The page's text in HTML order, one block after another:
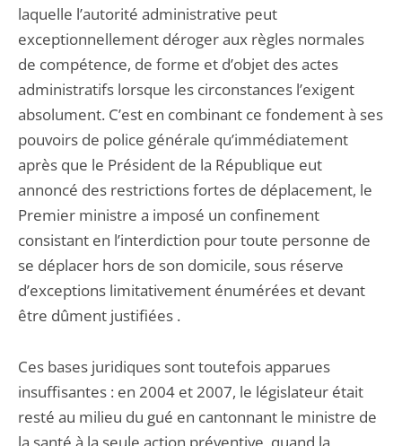
laquelle l’autorité administrative peut
exceptionnellement déroger aux règles normales
de compétence, de forme et d’objet des actes
administratifs lorsque les circonstances l’exigent
absolument. C’est en combinant ce fondement à ses
pouvoirs de police générale qu’immédiatement
après que le Président de la République eut
annoncé des restrictions fortes de déplacement, le
Premier ministre a imposé un confinement
consistant en l’interdiction pour toute personne de
se déplacer hors de son domicile, sous réserve
d’exceptions limitativement énumérées et devant
être dûment justifiées .
Ces bases juridiques sont toutefois apparues
insuffisantes : en 2004 et 2007, le législateur était
resté au milieu du gué en cantonnant le ministre de